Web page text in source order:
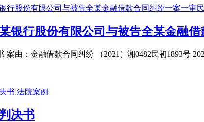
银行股份有限公司与被告全某金融
案由：金融借款合同纠纷 （2021）湘0482民初1893号
法院案例
决书